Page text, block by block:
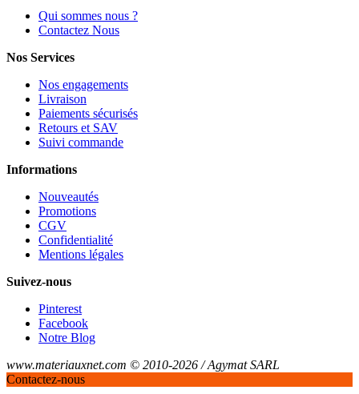
Qui sommes nous ?
Contactez Nous
Nos Services
Nos engagements
Livraison
Paiements sécurisés
Retours et SAV
Suivi commande
Informations
Nouveautés
Promotions
CGV
Confidentialité
Mentions légales
Suivez-nous
Pinterest
Facebook
Notre Blog
www.materiauxnet.com © 2010-2026 / Agymat SARL
Contactez-nous